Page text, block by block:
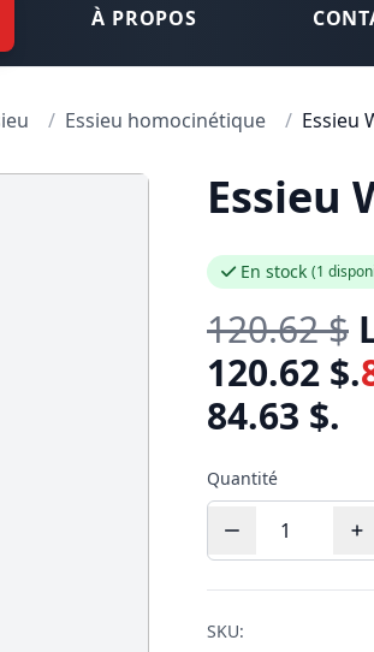
À PROPOS
/ Essieu homocinétique / Essieu
Essieu
En stock (1
120.62$
120.62 $.
84.63 $.
Quantité
SKU: